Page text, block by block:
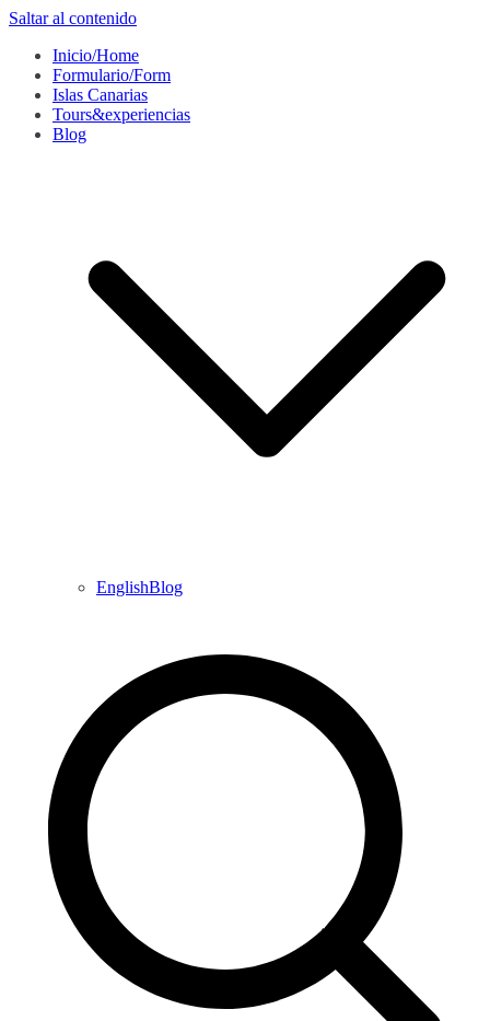
Saltar al contenido
Inicio/Home
Formulario/Form
Islas Canarias
Tours&experiencias
Blog
EnglishBlog